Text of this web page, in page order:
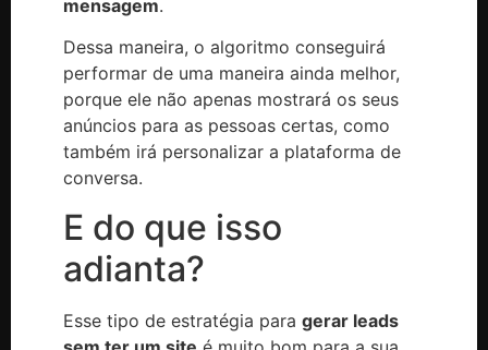
mensagem.
Dessa maneira, o algoritmo conseguirá
performar de uma maneira ainda melhor,
porque ele não apenas mostrará os seus
anúncios para as pessoas certas, como
também irá personalizar a plataforma de
conversa.
E do que isso
adianta?
Esse tipo de estratégia para gerar leads